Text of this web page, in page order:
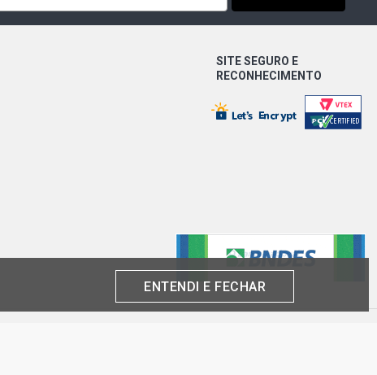
SITE SEGURO E
RECONHECIMENTO
ENTENDI E FECHAR